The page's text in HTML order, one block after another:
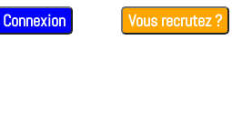
Connexion Vous recrutez ?